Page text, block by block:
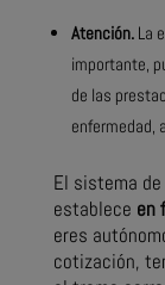
Atención.La
importante,
de las
enfermedad,
El sistema
establece en
eres
cotización,